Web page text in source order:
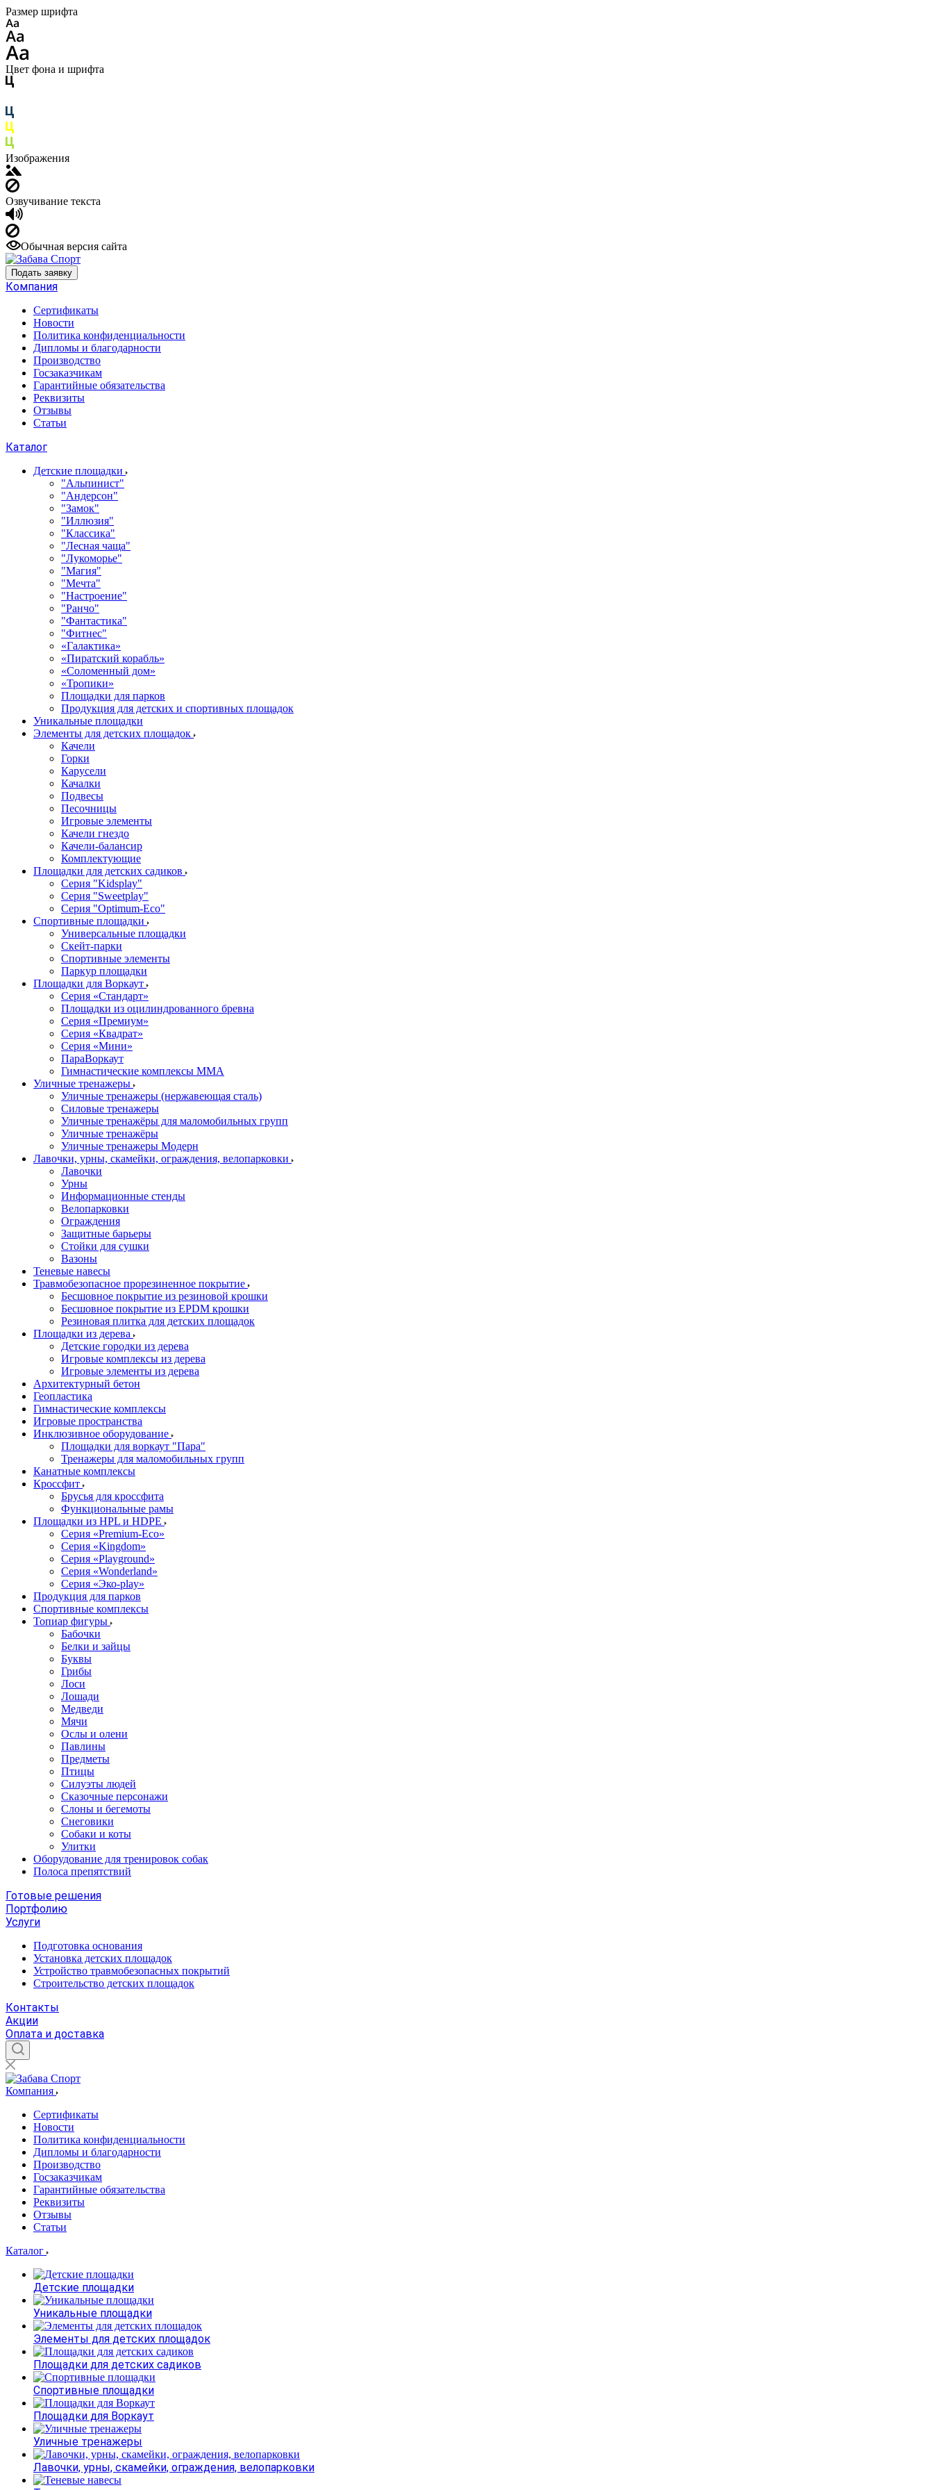
Размер шрифта
Цвет фона и шрифта
Изображения
Озвучивание текста
Обычная версия сайта
Подать заявку
Компания
Сертификаты
Новости
Политика конфиденциальности
Дипломы и благодарности
Производство
Госзаказчикам
Гарантийные обязательства
Реквизиты
Отзывы
Статьи
Каталог
Детские площадки
"Альпинист"
"Андерсон"
"Замок"
"Иллюзия"
"Классика"
"Лесная чаща"
"Лукоморье"
"Магия"
"Мечта"
"Настроение"
"Ранчо"
"Фантастика"
"Фитнес"
«Галактика»
«Пиратский корабль»
«Соломенный дом»
«Тропики»
Площадки для парков
Продукция для детских и спортивных площадок
Уникальные площадки
Элементы для детских площадок
Качели
Горки
Карусели
Качалки
Подвесы
Песочницы
Игровые элементы
Качели гнездо
Качели-балансир
Комплектующие
Площадки для детских садиков
Серия "Kidsplay"
Серия "Sweetplay"
Серия "Оptimum-Еco"
Спортивные площадки
Универсальные площадки
Скейт-парки
Спортивные элементы
Паркур площадки
Площадки для Воркаут
Серия «Стандарт»
Площадки из оцилиндрованного бревна
Серия «Премиум»
Серия «Квадрат»
Серия «Мини»
ПараВоркаут
Гимнастические комплексы ММА
Уличные тренажеры
Уличные тренажеры (нержавеющая сталь)
Силовые тренажеры
Уличные тренажёры для маломобильных групп
Уличные тренажёры
Уличные тренажеры Модерн
Лавочки, урны, скамейки, ограждения, велопарковки
Лавочки
Урны
Информационные стенды
Велопарковки
Ограждения
Защитные барьеры
Стойки для сушки
Вазоны
Теневые навесы
Травмобезопасное прорезиненное покрытие
Бесшовное покрытие из резиновой крошки
Бесшовное покрытие из EPDM крошки
Резиновая плитка для детских площадок
Площадки из дерева
Детские городки из дерева
Игровые комплексы из дерева
Игровые элементы из дерева
Архитектурный бетон
Геопластика
Гимнастические комплексы
Игровые пространства
Инклюзивное оборудование
Площадки для воркаут "Пара"
Тренажеры для маломобильных групп
Канатные комплексы
Кроссфит
Брусья для кроссфита
Функциональные рамы
Площадки из HPL и HDPE
Серия «Premium-Eco»
Серия «Kingdom»
Серия «Playground»
Серия «Wonderland»
Серия «Эко-play»
Продукция для парков
Спортивные комплексы
Топиар фигуры
Бабочки
Белки и зайцы
Буквы
Грибы
Лоси
Лошади
Медведи
Мячи
Ослы и олени
Павлины
Предметы
Птицы
Силуэты людей
Сказочные персонажи
Слоны и бегемоты
Снеговики
Собаки и коты
Улитки
Оборудование для тренировок собак
Полоса препятствий
Готовые решения
Портфолию
Услуги
Подготовка основания
Установка детских площадок
Устройство травмобезопасных покрытий
Строительство детских площадок
Контакты
Акции
Оплата и доставка
Компания
Сертификаты
Новости
Политика конфиденциальности
Дипломы и благодарности
Производство
Госзаказчикам
Гарантийные обязательства
Реквизиты
Отзывы
Статьи
Каталог
Детские площадки
Уникальные площадки
Элементы для детских площадок
Площадки для детских садиков
Спортивные площадки
Площадки для Воркаут
Уличные тренажеры
Лавочки, урны, скамейки, ограждения, велопарковки